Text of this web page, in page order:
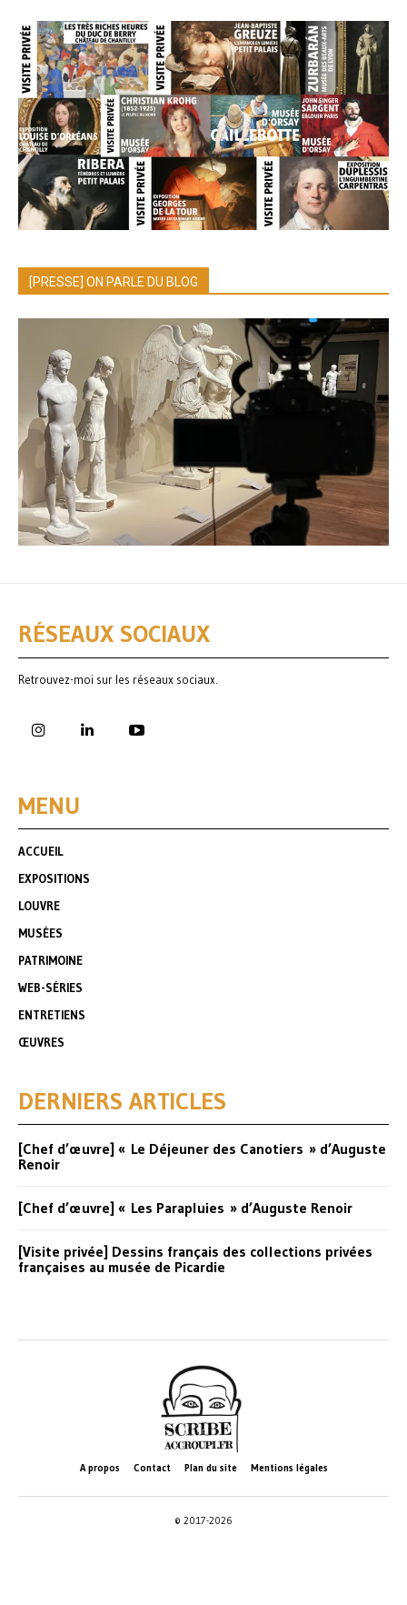
[PRESSE] ON PARLE DU BLOG
RÉSEAUX SOCIAUX
Retrouvez-moi sur les réseaux sociaux.
MENU
ACCUEIL
EXPOSITIONS
LOUVRE
MUSÉES
PATRIMOINE
WEB-SÉRIES
ENTRETIENS
ŒUVRES
DERNIERS ARTICLES
[Chef d’œuvre] « Le Déjeuner des Canotiers » d’Auguste
Renoir
[Chef d’œuvre] « Les Parapluies » d’Auguste Renoir
[Visite privée] Dessins français des collections privées
françaises au musée de Picardie
A propos Contact Plan du site Mentions légales
© 2017-2026